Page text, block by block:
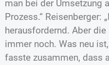
man bei der Umsetzung
Prozess.“ Reisenberger:
herausfordernd. Aber
immer noch. Was neu
fasste zusammen, dass